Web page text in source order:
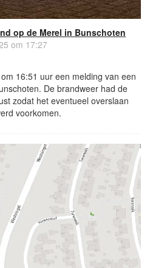
op de Merel in Bunschoten
om 17:27
16:51 uur een melding van een
De brandweer had de
zodat het eventueel overslaan
voorkomen.